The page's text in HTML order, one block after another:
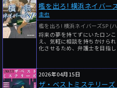
檻を出ろ! 横浜ネイバー
圭也
檻を出ろ! 横浜ネイバーズSP (
将来の夢を持てずにいたロン
え、気軽に相談を持ちかけら
化させるため、弁護士を目指し
2026年04月15日
ザ・ベストミステリー